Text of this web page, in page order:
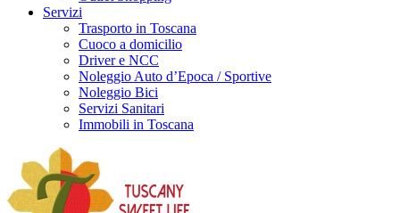
Servizi
Trasporto in Toscana
Cuoco a domicilio
Driver e NCC
Noleggio Auto d’Epoca / Sportive
Noleggio Bici
Servizi Sanitari
Immobili in Toscana